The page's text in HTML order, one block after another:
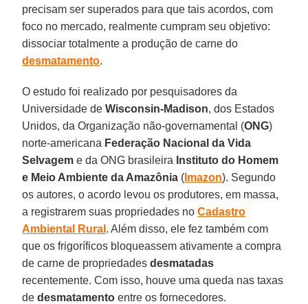
precisam ser superados para que tais acordos, com
foco no mercado, realmente cumpram seu objetivo:
dissociar totalmente a produção de carne do
desmatamento.
O estudo foi realizado por pesquisadores da
Universidade deWisconsin-Madison, dos Estados
Unidos, da Organização não-governamental (ONG)
norte-americana Federação Nacional da Vida
Selvagem e da ONG brasileira Instituto do Homem
e Meio Ambiente da Amazônia ( Imazon). Segundo
os autores, o acordo levou os produtores, em massa,
a registrarem suas propriedades noCadastro
Ambiental Rural . Além disso, ele fez também com
que os frigoríficos bloqueassem ativamente a compra
de carne de propriedadesdesmatadas
recentemente. Com isso, houve uma queda nas taxas
dedesmatamento entre os fornecedores.